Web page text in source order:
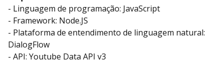
- Linguagem de programação: JavaScript
- Framework: Node.JS
- Plataforma de entendimento de linguagem natural:
DialogFlow
- API: Youtube Data API v3